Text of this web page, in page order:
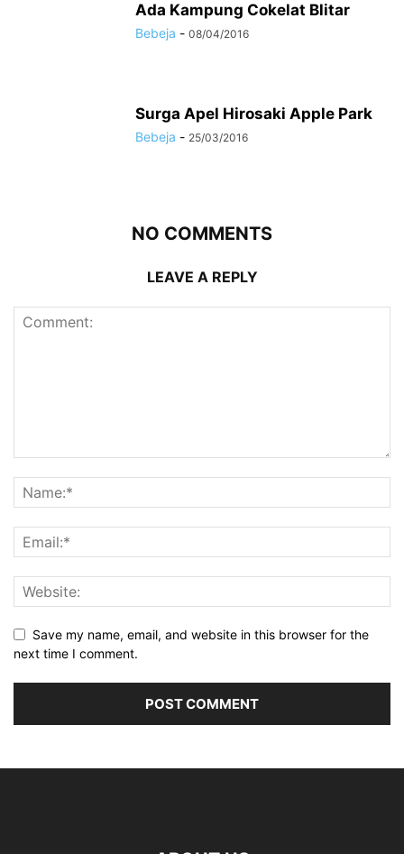
Ada Kampung Cokelat Blitar
Bebeja - 08/04/2016
Surga Apel Hirosaki Apple Park
Bebeja - 25/03/2016
NO COMMENTS
LEAVE A REPLY
Save my name, email, and website in this browser for the
next time I comment.